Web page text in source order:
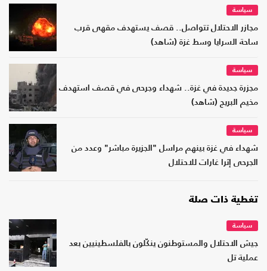
سياسة
مجازر الاحتلال تتواصل.. قصف يستهدف مقهى قرب
ساحة السرايا وسط غزة (شاهد)
سياسة
مجزرة جديدة في غزة.. شهداء وجرحى في قصف استهدف
مخيم البريج (شاهد)
سياسة
شهداء في غزة بينهم مراسل "الجزيرة مباشر" وعدد من
الجرحى إثرا غارات للاحتلال
تغطية ذات صلة
سياسة
جيش الاحتلال والمستوطنون ينكّلون بالفلسطينيين بعد
عملية تل